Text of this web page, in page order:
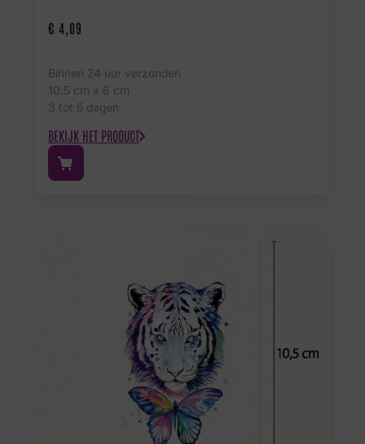
€ 4,09
Binnen 24 uur verzonden
10.5 cm x 6 cm
3 tot 5 dagen
BEKIJK HET PRODUCT